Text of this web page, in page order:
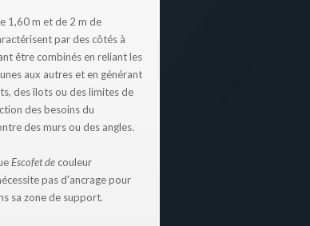
1,60 m et de 2 m de
par des côtés à
être combinés en reliant les
aux autres et en générant
des îlots ou des limites de
des besoins du
des murs ou des angles.
Escofet de couleur
pas d'ancrage pour
sa zone de support.